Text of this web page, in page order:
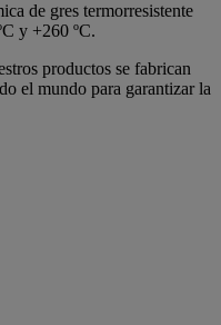
de gres termorresistente
y +260 ºC.
productos se fabrican
el mundo para garantizar la